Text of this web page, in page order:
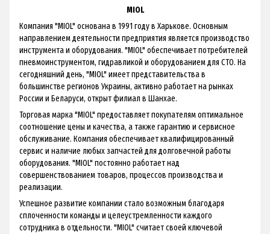
MIOL
Компания "MIOL" основана в 1991 году в Харькове. Основным
направлением деятельности предприятия является производство
инструмента и оборудования. "MIOL" обеспечивает потребителей
пневмоинструментом, гидравликой и оборудованием для СТО. На
сегодняшний день, "MIOL" имеет представительства в
большинстве регионов Украины, активно работает на рынках
России и Беларуси, открыт филиал в Шанхае.
Торговая марка "MIOL" предоставляет покупателям оптимальное
соотношение цены и качества, а также гарантию и сервисное
обслуживание. Компания обеспечивает квалифицированный
сервис и наличие любых запчастей для долговечной работы
оборудования. "MIOL" постоянно работает над
совершенствованием товаров, процессов производства и
реализации.
Успешное развитие компании стало возможным благодаря
сплоченности команды и целеустремленности каждого
сотрудника в отдельности. "MIOL" считает своей ключевой